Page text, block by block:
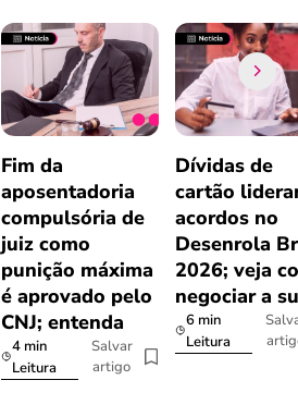
Fim da
aposentadoria
compulsória de
juiz como
punição máxima
é aprovado pelo
CNJ; entenda
4 min
Leitura
Salvar
artigo
Dívidas de
cartão
acordos no
Desenrola
2026; veja
negociar a
6 min
Leitura